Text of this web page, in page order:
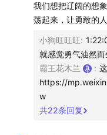
www.wjx.cn。
【文章&书籍】
放学以后Newsletter
来到那个关键的问题
我们想把辽阔的想
荡起来，让勇敢的
小狗旺旺旺:
就感觉勇气油然
霸王花木兰
:
https://
w
共22条回复